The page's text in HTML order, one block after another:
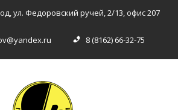
ул. Федоровский ручей, 2/13, офис 207
8 (8162) 66-32-75